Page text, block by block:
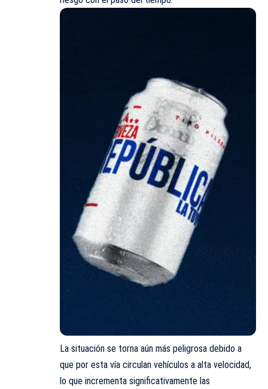
La situación se torna aún más peligrosa debido a
que por esta vía circulan vehículos a alta velocidad,
lo que incrementa significativamente las